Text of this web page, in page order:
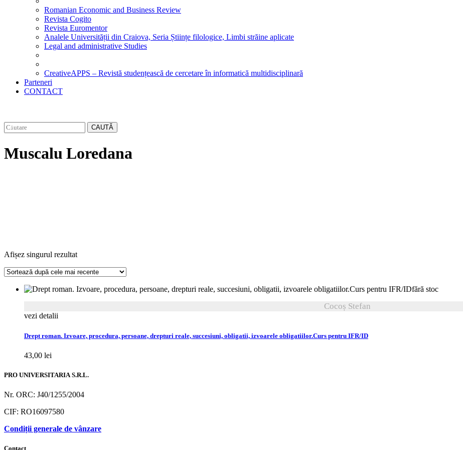
Romanian Economic and Business Review
Revista Cogito
Revista Euromentor
Analele Universității din Craiova, Seria Științe filologice, Limbi străine aplicate
Legal and administrative Studies
CreativeAPPS – Revistă studențească de cercetare în informatică multidisciplinară
Parteneri
CONTACT
CAUTĂ
Muscalu Loredana
Afișez singurul rezultat
fără stoc
Cocoș Stefan
vezi detalii
Drept roman. Izvoare, procedura, persoane, drepturi reale, succesiuni, obligatii, izvoarele obligatiilor.Curs pentru IFR/ID
43,00 lei
PRO UNIVERSITARIA S.R.L.
Nr. ORC: J40/1255/2004
CIF: RO16097580
Condiții generale de vânzare